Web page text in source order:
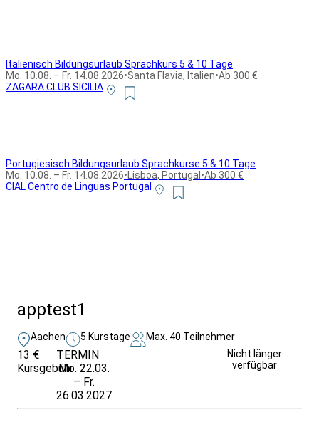
Italienisch Bildungsurlaub Sprachkurs 5 & 10 Tage
Mo. 10.08. – Fr. 14.08.2026•Santa Flavia, Italien•Ab 300 €
ZAGARA CLUB SICILIA
Portugiesisch Bildungsurlaub Sprachkurse 5 & 10 Tage
Mo. 10.08. – Fr. 14.08.2026•Lisboa, Portugal•Ab 300 €
CIAL Centro de Linguas Portugal
apptest1
Aachen 5 Kurstage Max. 40 Teilnehmer
13 €
Kursgebühr
TERMIN
Mo. 22.03.
– Fr.
26.03.2027
Nicht länger
verfügbar